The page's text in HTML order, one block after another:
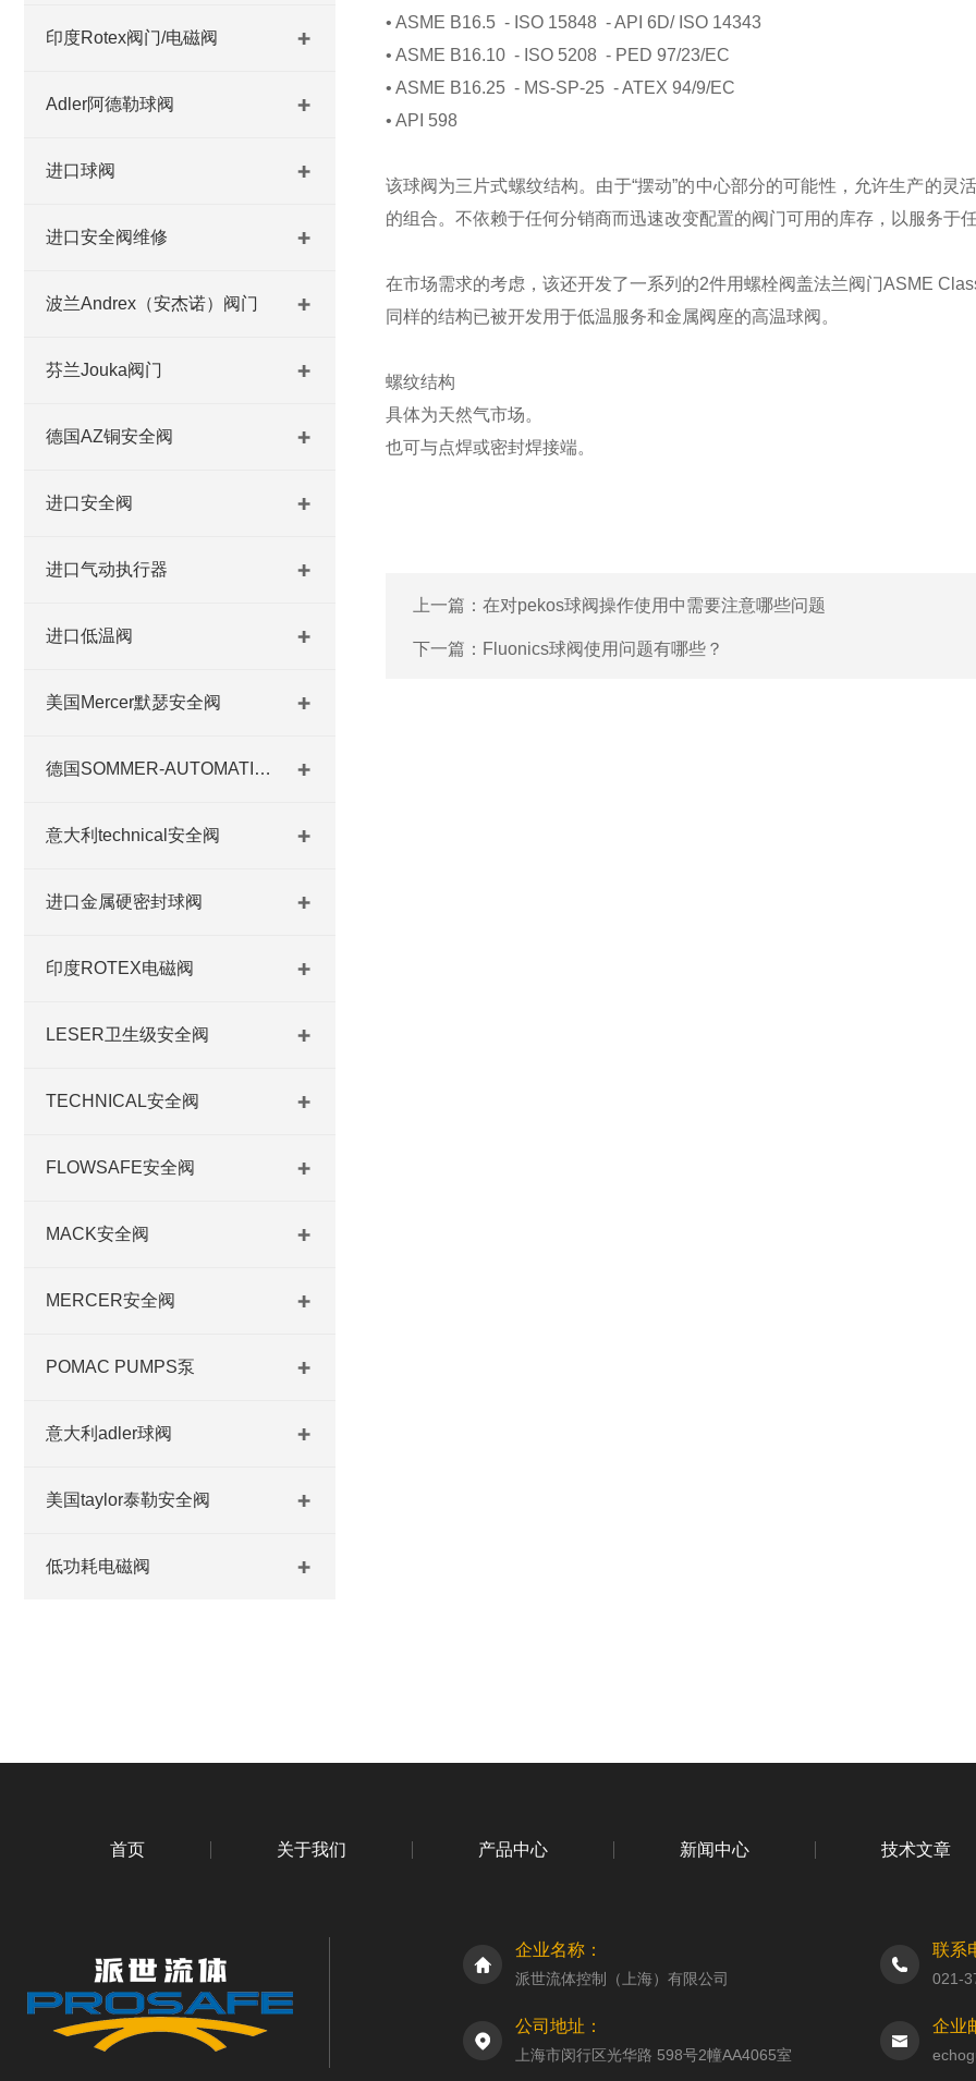
印度Rotex阀门/电磁阀
Adler阿德勒球阀
进口球阀
进口安全阀维修
波兰Andrex（安杰诺）阀门
芬兰Jouka阀门
德国AZ铜安全阀
进口安全阀
进口气动执行器
进口低温阀
美国Mercer默瑟安全阀
德国SOMMER-AUTOMATIC 平行抓手 德国夹盘 德国进口夹盘
意大利technical安全阀
进口金属硬密封球阀
印度ROTEX电磁阀
LESER卫生级安全阀
TECHNICAL安全阀
FLOWSAFE安全阀
MACK安全阀
MERCER安全阀
POMAC PUMPS泵
意大利adler球阀
美国taylor泰勒安全阀
低功耗电磁阀
• ASME B16.5 - ISO 15848 - API 6D/ ISO 14343
• ASME B16.10 - ISO 5208 - PED 97/23/EC
• ASME B16.25 - MS-SP-25 - ATEX 94/9/EC
• API 598
该球阀为三片式螺纹结构。由于“摆动”的中心部分的可能性，允许生产的
的组合。不依赖于任何分销商而迅速改变配置的阀门可用的库存，以服务于
在市场需求的考虑，该还开发了一系列的2件用螺栓阀盖法兰阀门ASME
同样的结构已被开发用于低温服务和金属阀座的高温球阀。
螺纹结构
具体为天然气市场。
也可与点焊或密封焊接端。
上一篇： 在对pekos球阀操作使用中需要注意哪些问题
下一篇： Fluonics球阀使用问题有哪些？
首页 关于我们 产品中心 新闻中心 技术文章
企业名称：
派世流体控制（上海）有限公司
联系
021-
公司地址：
上海市闵行区光华路 598号2幢AA4065室
企业